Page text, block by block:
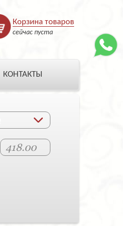
Корзина товаров
сейчас пуста
КОНТАКТЫ